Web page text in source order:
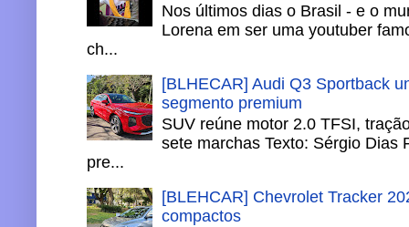
Nos últimos dias o Brasil - e o
Lorena em ser uma youtuber
ch...
[BLHECAR] Audi Q3 Sportback
segmento premium
SUV reúne motor 2.0 TFSI,
sete marchas Texto: Sérgio Dias
pre...
[BLEHCAR] Chevrolet Tracker
compactos